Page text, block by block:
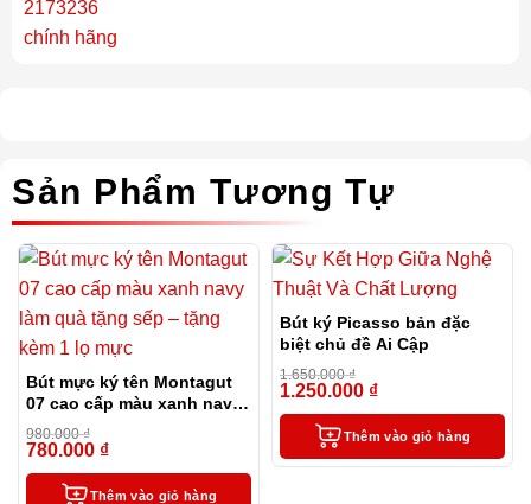
Sản Phẩm Tương Tự
Bút mực ký tên Montagut
07 cao cấp màu xanh navy
làm quà tặng sếp – tặng
kèm 1 lọ mực
980.000₫
780.000 ₫
Thêm vào giỏ hàng
Bút ký Picasso bản đặc
biệt chủ đề Ai Cập
1.650.000₫
1.250.000 ₫
Thêm vào giỏ hàng